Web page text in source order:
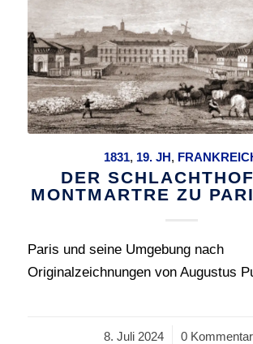
1831, 19. JH,
DER
MONTMARTRE ZU
Paris und seine Umgebung nach
Originalzeichnungen von Augustus
8. Juli 2024
/ 0